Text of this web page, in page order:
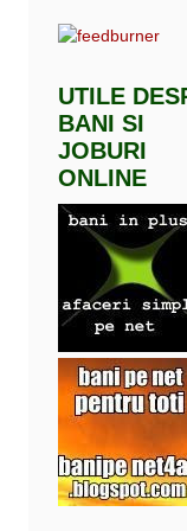
UTILE
BANI SI
JOBURI
ONLINE